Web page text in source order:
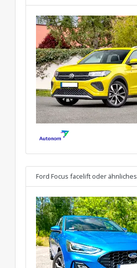
Ford Focus facelift oder ähnliches